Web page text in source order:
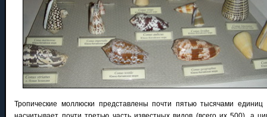
Тропические моллюски представлены почти пятью тысячами